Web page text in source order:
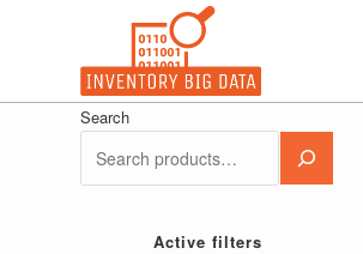
Search
Active filters